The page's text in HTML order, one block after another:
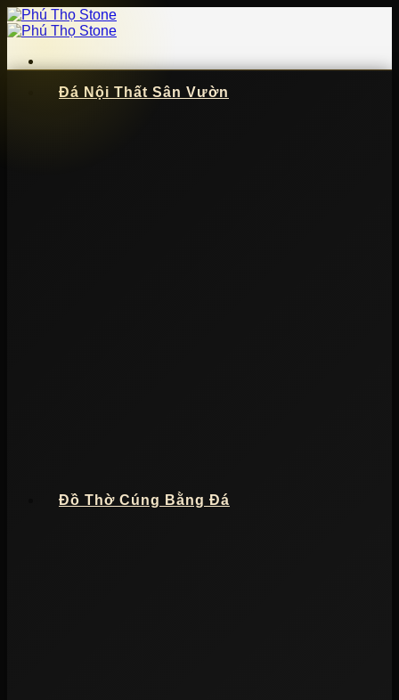
Bỏ
qua
dung
Đá Nội Thất Sân Vườn
Đồ Thờ Cúng Bằng Đá